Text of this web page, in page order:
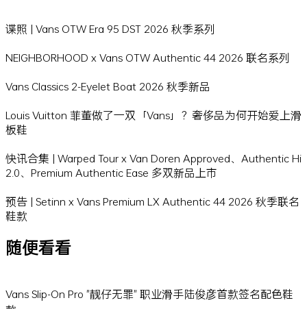
谍照 | Vans OTW Era 95 DST 2026 秋季系列
NEIGHBORHOOD x Vans OTW Authentic 44 2026 联名系列
Vans Classics 2-Eyelet Boat 2026 秋季新品
Louis Vuitton 菲董做了一双「Vans」？奢侈品为何开始爱上滑
板鞋
快讯合集 | Warped Tour x Van Doren Approved、Authentic Hi
2.0、Premium Authentic Ease 多双新品上市
预告 | Setinn x Vans Premium LX Authentic 44 2026 秋季联名
鞋款
随便看看
Vans Slip-On Pro "靓仔无罪" 职业滑手陆俊彦首款签名配色鞋